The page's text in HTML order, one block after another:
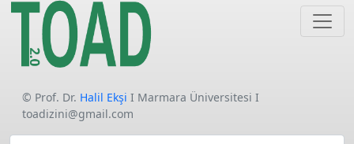
© Prof. Dr. Halil Ekşi I Marmara Üniversitesi I
toadizini@gmail.com